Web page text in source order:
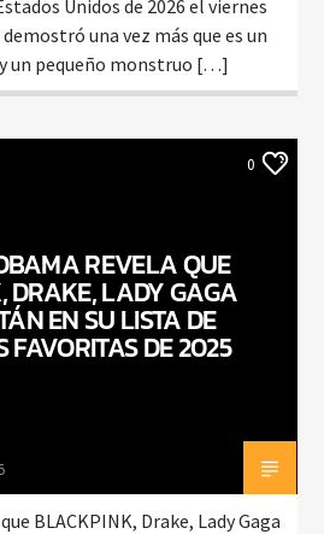
Unidos de 2026 el viernes
una vez más que es un
un pequeño monstruo […]
0
REVELA QUE
DRAKE, LADY GAGA
EN SU LISTA DE
FAVORITAS DE 2025
BLACKPINK, Drake, Lady Gaga